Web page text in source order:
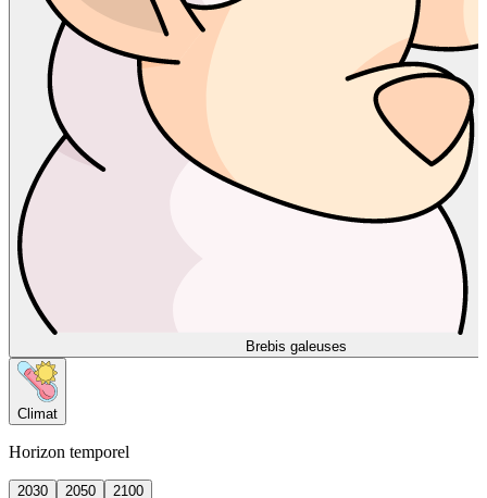
Brebis galeuses
Climat
Horizon temporel
2030 2050
2100